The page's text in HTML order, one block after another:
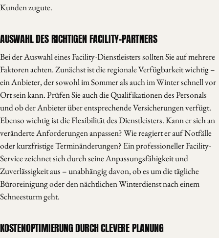
Kunden zugute.
AUSWAHL DES RICHTIGEN FACILITY-PARTNERS
Bei der Auswahl eines Facility-Dienstleisters sollten Sie auf mehrere
Faktoren achten. Zunächst ist die regionale Verfügbarkeit wichtig –
ein Anbieter, der sowohl im Sommer als auch im Winter schnell vor
Ort sein kann. Prüfen Sie auch die Qualifikationen des Personals
und ob der Anbieter über entsprechende Versicherungen verfügt.
Ebenso wichtig ist die Flexibilität des Dienstleisters. Kann er sich an
veränderte Anforderungen anpassen? Wie reagiert er auf Notfälle
oder kurzfristige Terminänderungen? Ein professioneller Facility-
Service zeichnet sich durch seine Anpassungsfähigkeit und
Zuverlässigkeit aus – unabhängig davon, ob es um die tägliche
Büroreinigung oder den nächtlichen Winterdienst nach einem
Schneesturm geht.
KOSTENOPTIMIERUNG DURCH CLEVERE PLANUNG